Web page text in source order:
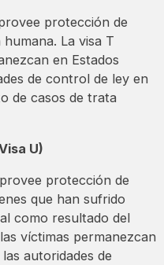
protección de
La visa T
en Estados
de control de ley en
de casos de trata
U)
protección de
que han sufrido
como resultado del
víctimas permanezcan
autoridades de